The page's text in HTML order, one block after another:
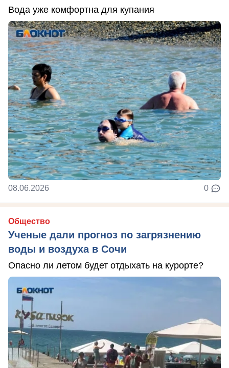
Вода уже комфортна для купания
08.06.2026 0
Общество
Ученые дали прогноз по загрязнению
воды и воздуха в Сочи
Опасно ли летом будет отдыхать на курорте?